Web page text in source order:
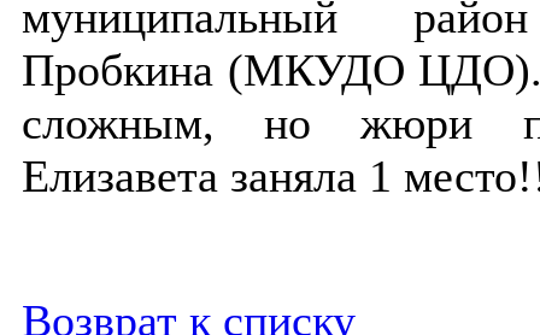
муниципальный
Пробкина (МКУДО ЦДО).
сложным, но жюри
Елизавета заняла 1
Возврат к списку